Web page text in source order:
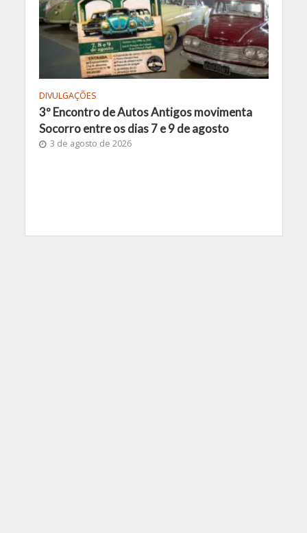
DIVULGAÇÕES
3º Encontro de Autos Antigos movimenta
Socorro entre os dias 7 e 9 de agosto
3 de agosto de 2026